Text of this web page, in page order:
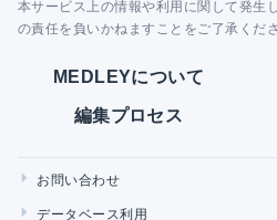
本サービス上の情報や利用に関して発生
の責任を負いかねますことをご了承くださ
MEDLEYについて
編集プロセス
お問い合わせ
データベース利用